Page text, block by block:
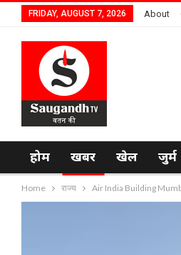
FRIDAY, AUGUST 7, 2026 About
होम खबर खेल जुर्म
Home राज्य Air India Building